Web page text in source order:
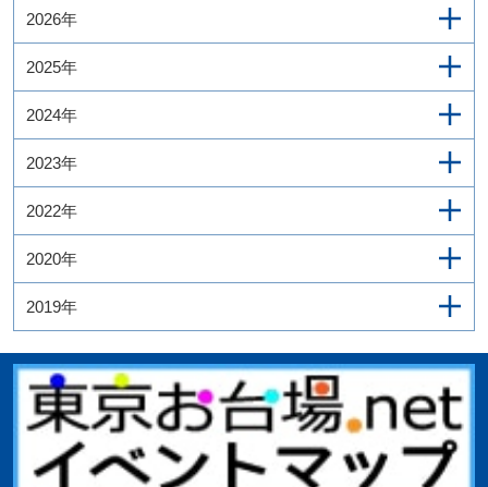
2026年
2025年
2024年
2023年
2022年
2020年
2019年